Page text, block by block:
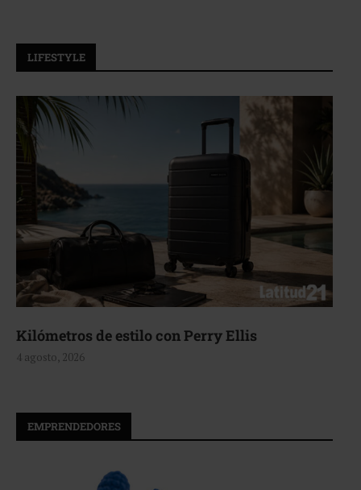
LIFESTYLE
Aerie, texturas que fluyen
4 agosto, 2026
EMPRENDEDORES